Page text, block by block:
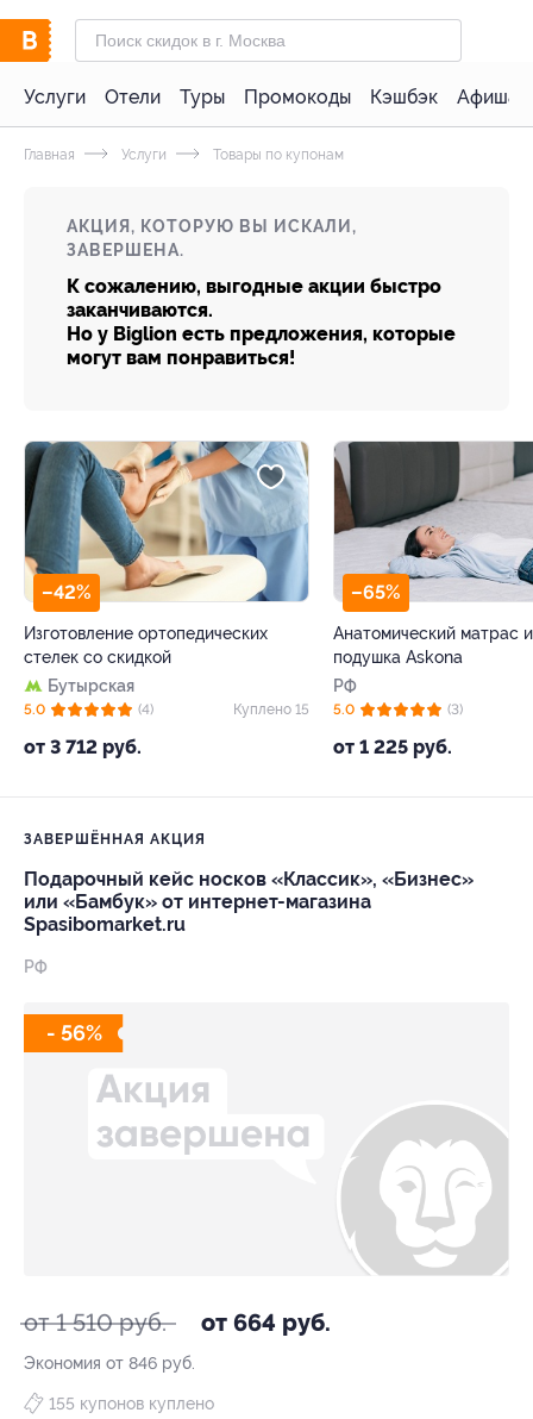
Услуги Отели Туры Промокоды Кэшбэк Афиша
Главная Услуги Товары по купонам
АКЦИЯ, КОТОРУЮ ВЫ ИСКАЛИ,
ЗАВЕРШЕНА.
К сожалению, выгодные акции быстро
заканчиваются.
Но у Biglion есть предложения, которые
могут вам понравиться!
–42%
Изготовление ортопедических
стелек со скидкой
Бутырская
от 3 712 руб.
5.0 (4) Куплено 15
–65%
Анатомический матрас
подушка Askona
РФ
от 1 225 руб.
5.0 (3)
ЗАВЕРШЁННАЯ АКЦИЯ
Подарочный кейс носков «Классик», «Бизнес»
или «Бамбук» от интернет-магазина
Spasibomarket.ru
РФ
- 56%
от 1 510 руб. от 664 руб.
Экономия от 846 руб.
155 купонов куплено